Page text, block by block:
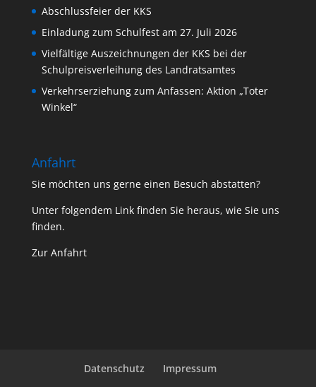
Abschlussfeier der KKS
Einladung zum Schulfest am 27. Juli 2026
Vielfältige Auszeichnungen der KKS bei der
Schulpreisverleihung des Landratsamtes
Verkehrserziehung zum Anfassen: Aktion „Toter
Winkel“
Anfahrt
Sie möchten uns gerne einen Besuch abstatten?
Unter folgendem Link finden Sie heraus, wie Sie uns
finden.
Zur Anfahrt
Datenschutz Impressum